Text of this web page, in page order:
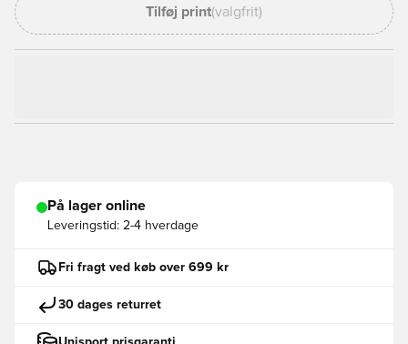
Tilføj print(valgfrit)
På lager online
Leveringstid: 2-4 hverdage
Fri fragt ved køb over 699 kr
30 dages returret